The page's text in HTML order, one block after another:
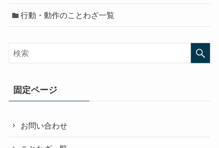
行動・動作のことわざ一覧
固定ページ
お問い合わせ